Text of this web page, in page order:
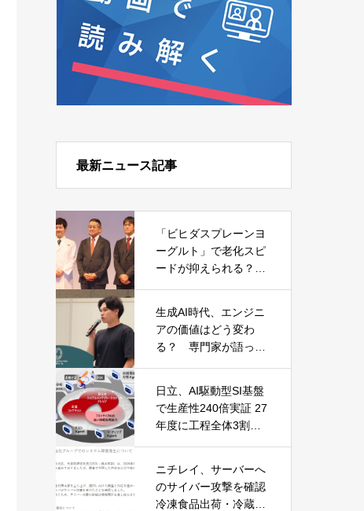
最新ニュース記事
「ビヒダスプレーンヨ
ーグルト」で老化スピ
ードが抑えられる？
生成AI時代、エンジニ
アの価値はどう変わ
る？ 専門家が語った
日立、AI駆動型SI基盤
で生産性240倍実証 27
年度に工程全体3割向
ニチレイ、サーバーへ
のサイバー攻撃を確認
冷凍食品出荷・冷蔵倉